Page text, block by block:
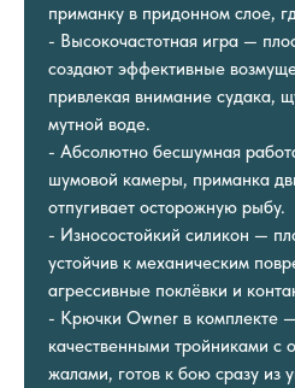
приманку в придонном слое,
- Высокочастотная игра —
создают эффективные
привлекая внимание судака,
мутной воде.
- Абсолютно бесшумная
шумовой камеры, приманка
отпугивает осторожную рыбу.
- Износостойкий силикон —
устойчив к механическим
агрессивные поклёвки и
- Крючки Owner в комплекте
качественными тройниками с
жалами, готов к бою сразу из